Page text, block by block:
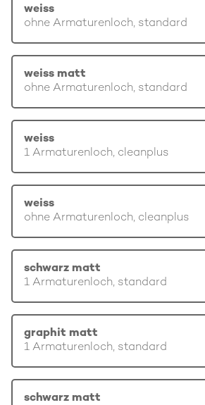
weiss
ohne Armaturenloch, standard
weiss matt
ohne Armaturenloch, standard
weiss
1 Armaturenloch, cleanplus
weiss
ohne Armaturenloch, cleanplus
schwarz matt
1 Armaturenloch, standard
graphit matt
1 Armaturenloch, standard
schwarz matt